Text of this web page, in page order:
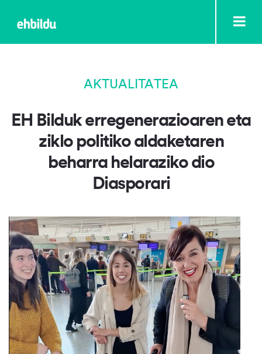
AKTUALITATEA
EH Bilduk erregenerazioaren eta
ziklo politiko aldaketaren
beharra helaraziko dio
Diasporari